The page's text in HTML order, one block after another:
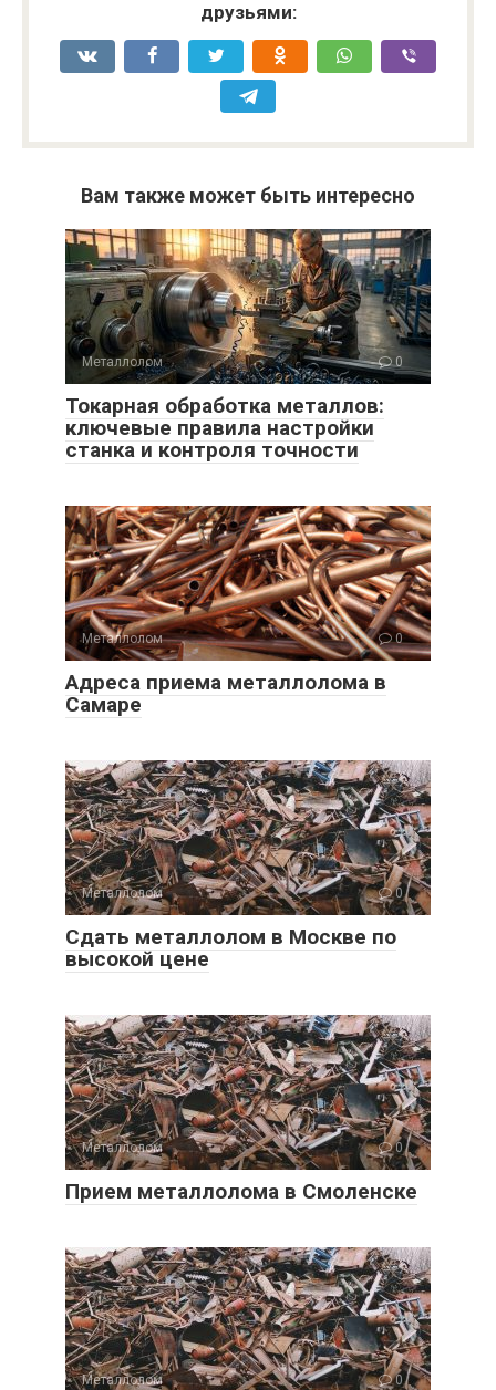
друзьями:
Вам также может быть интересно
Металлолом 0
Токарная обработка металлов:
ключевые правила настройки
станка и контроля точности
Металлолом 0
Адреса приема металлолома в
Самаре
Металлолом 0
Сдать металлолом в Москве по
высокой цене
Металлолом 0
Прием металлолома в Смоленске
Металлолом 0